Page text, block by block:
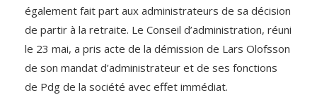
également fait part aux administrateurs de sa décision
de partir à la retraite. Le Conseil d’administration, réuni
le 23 mai, a pris acte de la démission de Lars Olofsson
de son mandat d’administrateur et de ses fonctions
de Pdg de la société avec effet immédiat.